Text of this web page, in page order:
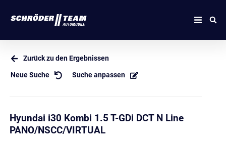
Zurück zu den Ergebnissen
Neue Suche Suche anpassen
Hyundai i30 Kombi 1.5 T-GDi DCT N Line
PANO/NSCC/VIRTUAL